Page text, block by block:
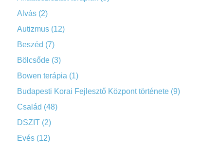
Alvás (2)
Autizmus (12)
Beszéd (7)
Bölcsőde (3)
Bowen terápia (1)
Budapesti Korai Fejlesztő Központ története (9)
Család (48)
DSZIT (2)
Evés (12)